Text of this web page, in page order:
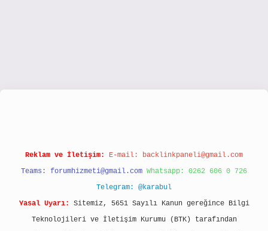
www.hiltonbetx.org/
Reklam ve İletişim: E-mail: backlinkpaneli@gmail.com
Teams: forumhizmeti@gmail.com Whatsapp: 0262 606 0 726
Telegram: @karabul
Yasal Uyarı:
Sitemiz, 5651 Sayılı Kanun gereğince Bilgi
Teknolojileri ve İletişim Kurumu (BTK) tarafından